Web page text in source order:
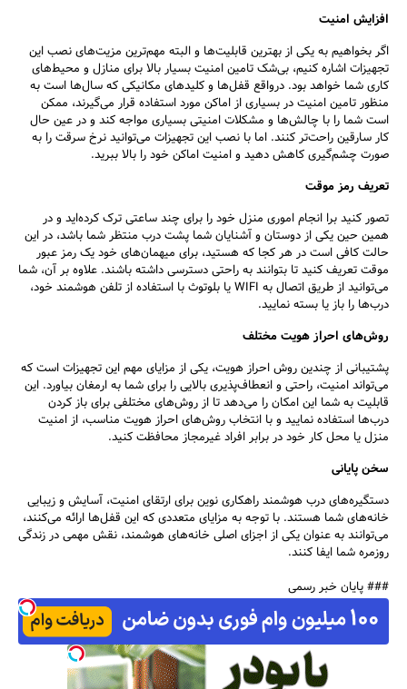
افزایش امنیت
اگر بخواهیم به یکی از بهترین قابلیت‌ها و البته مهم‌ترین مزیت‌های نصب این
تجهیزات اشاره کنیم، بی‌شک تامین امنیت بسیار بالا برای منازل و محیط‌های
کاری شما خواهد بود. درواقع قفل‌ها و کلیدهای مکانیکی که سال‌ها است به
منظور تامین امنیت در بسیاری از اماکن مورد استفاده قرار می‌گیرند، ممکن
است شما را با چالش‌ها و مشکلات امنیتی بسیاری مواجه کند و در عین حال
کار سارقین راحت‌تر کنند. اما با نصب این تجهیزات می‌توانید نرخ سرقت را به
صورت چشم‌گیری کاهش دهید و امنیت اماکن خود را بالا ببرید.
تعریف رمز موقت
تصور کنید برا انجام اموری منزل خود را برای چند ساعتی ترک کرده‌اید و در
همین حین یکی از دوستان و آشنایان شما پشت درب منتظر شما باشد، در این
حالت کافی است در هر کجا که هستید، برای میهمان‌های خود یک رمز عبور
موقت تعریف کنید تا بتوانند به راحتی دسترسی داشته باشند. علاوه بر آن، شما
می‌توانید از طریق اتصال به WIFI یا بلوتوث با استفاده از تلفن هوشمند خود،
درب‌ها را باز یا بسته نمایید.
روش‌های احراز هویت مختلف
پشتیبانی از چندین روش احراز هویت، یکی از مزایای مهم این تجهیزات است که
می‌تواند امنیت، راحتی و انعطاف‌پذیری بالایی را برای شما به ارمغان بیاورد. این
قابلیت به شما این امکان را می‌دهد تا از روش‌های مختلفی برای باز کردن
درب‌ها استفاده نمایید و با انتخاب روش‌های احراز هویت مناسب، از امنیت
منزل یا محل کار خود در برابر افراد غیرمجاز محافظت کنید.
سخن پایانی
دستگیره‌های درب هوشمند راهکاری نوین برای ارتقای امنیت، آسایش و زیبایی
خانه‌های شما هستند. با توجه به مزایای متعددی که این قفل‌ها ارائه می‌کنند،
می‌توانند به عنوان یکی از اجزای اصلی خانه‌های هوشمند، نقش مهمی در زندگی
روزمره شما ایفا کنند.
### پایان خبر رسمی